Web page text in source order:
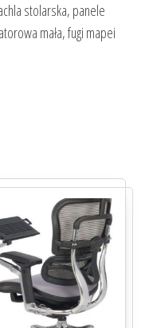
stolarska, panele
mała, fugi mapei